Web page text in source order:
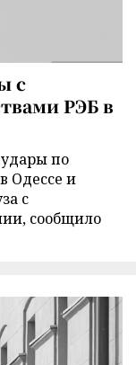
с
РЭБ в
по
Одессе и
с
сообщило